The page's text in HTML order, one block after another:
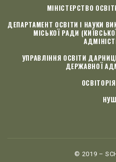
МІНІСТЕРСТВО
ДЕПАРТАМЕНТ ОСВІТИ І НАУКИ
МІСЬКОЇ РАДИ
УПРАВЛІННЯ ОСВІТИ
ДЕРЖАВНОЇ
НУШ
© 2019 –